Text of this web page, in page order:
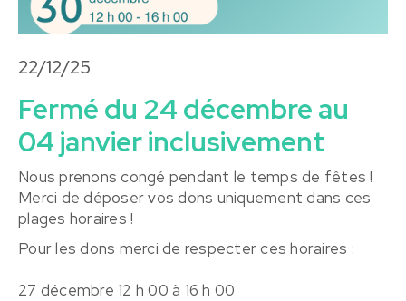
22/12/25
Fermé du 24 décembre au
04 janvier inclusivement
Nous prenons congé pendant le temps de fêtes !
Merci de déposer vos dons uniquement dans ces
plages horaires !
Pour les dons merci de respecter ces horaires :
27 décembre 12 h 00 à 16 h 00